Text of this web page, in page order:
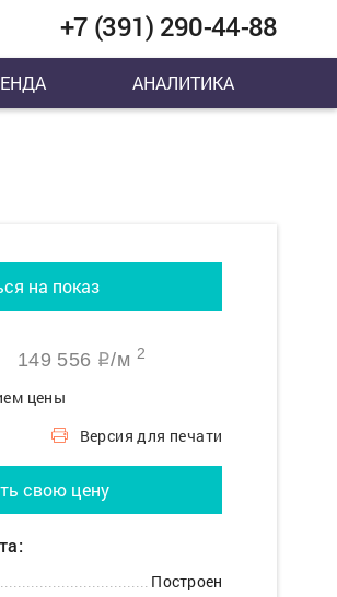
+7 (391) 290-44-88
АНАЛИТИКА
на показ
149 556 q/м 2
цены
Версия для печати
свою цену
Построен